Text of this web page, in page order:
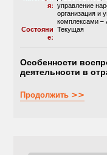
я: управление
организация и
комплексами –
Состояни
е:
Текущая
Особенности
деятельности в
Продолжить >>